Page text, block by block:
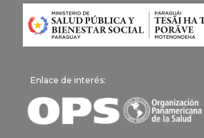
Enlace de interés: